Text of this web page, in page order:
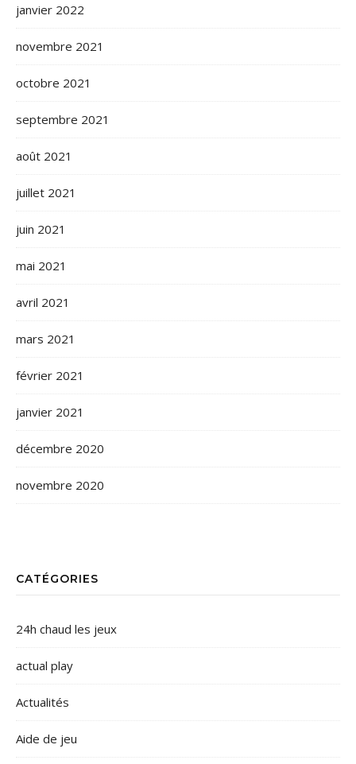
janvier 2022
novembre 2021
octobre 2021
septembre 2021
août 2021
juillet 2021
juin 2021
mai 2021
avril 2021
mars 2021
février 2021
janvier 2021
décembre 2020
novembre 2020
CATÉGORIES
24h chaud les jeux
actual play
Actualités
Aide de jeu